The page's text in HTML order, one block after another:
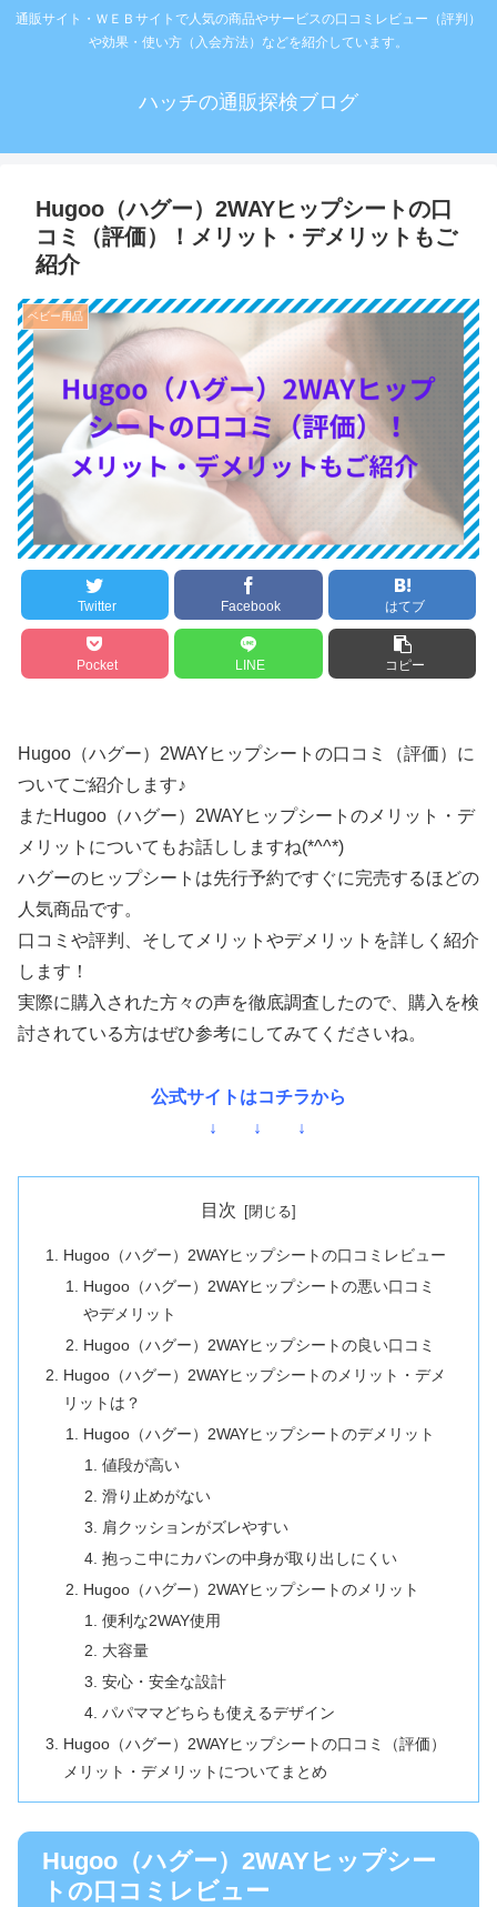
通販サイト・ＷＥＢサイトで人気の商品やサービスの口コミレビュー（評判）
や効果・使い方（入会方法）などを紹介しています。
ハッチの通販探検ブログ
Hugoo（ハグー）2WAYヒップシートの口
コミ（評価）！メリット・デメリットもご
紹介
ベビー用品
Twitter Facebook はてブ
Pocket LINE コピー
Hugoo（ハグー）2WAYヒップシートの口コミ（評価）に
ついてご紹介します♪
またHugoo（ハグー）2WAYヒップシートのメリット・デ
メリットについてもお話ししますね(*^^*)
ハグーのヒップシートは先行予約ですぐに完売するほどの
人気商品です。
口コミや評判、そしてメリットやデメリットを詳しく紹介
します！
実際に購入された方々の声を徹底調査したので、購入を検
討されている方はぜひ参考にしてみてくださいね。
公式サイトはコチラから
↓ ↓ ↓
目次
Hugoo（ハグー）2WAYヒップシートの口コミレビュー
Hugoo（ハグー）2WAYヒップシートの悪い口コミ
やデメリット
Hugoo（ハグー）2WAYヒップシートの良い口コミ
Hugoo（ハグー）2WAYヒップシートのメリット・デメ
リットは？
Hugoo（ハグー）2WAYヒップシートのデメリット
値段が高い
滑り止めがない
肩クッションがズレやすい
抱っこ中にカバンの中身が取り出しにくい
Hugoo（ハグー）2WAYヒップシートのメリット
便利な2WAY使用
大容量
安心・安全な設計
パパママどちらも使えるデザイン
Hugoo（ハグー）2WAYヒップシートの口コミ（評価）
メリット・デメリットについてまとめ
Hugoo（ハグー）2WAYヒップシー
トの口コミレビュー